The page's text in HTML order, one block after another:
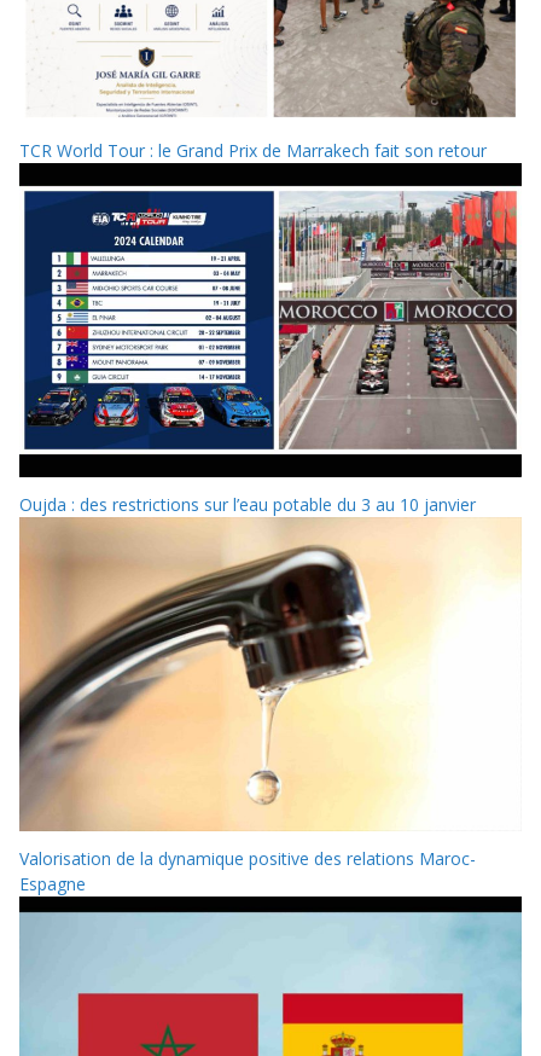
TCR World Tour : le Grand Prix de Marrakech fait son retour
Oujda : des restrictions sur l’eau potable du 3 au 10 janvier
Valorisation de la dynamique positive des relations Maroc-
Espagne